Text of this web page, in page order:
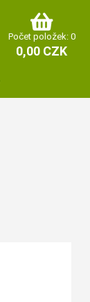
Počet položek: 0
0,00 CZK